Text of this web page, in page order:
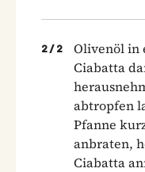
2 / 2
Olivenöl in
Ciabatta
abtropfen
Pfanne
anbraten,
Ciabatta